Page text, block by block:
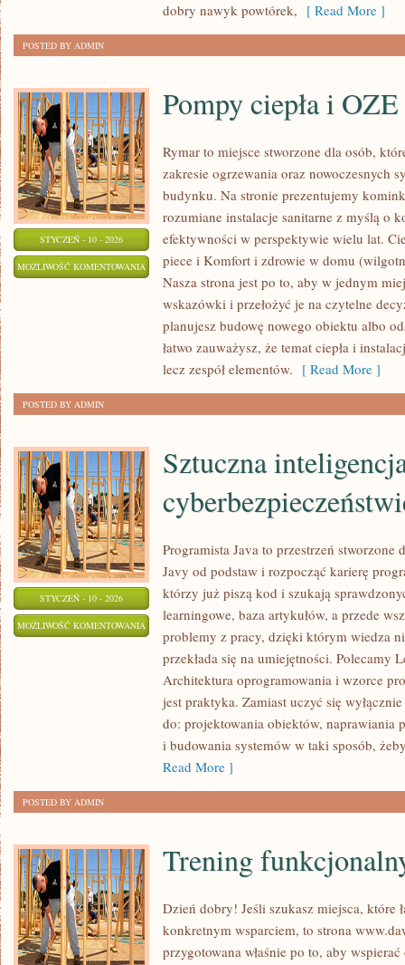
dobry nawyk powtórek, [ Read More ]
POSTED BY ADMIN
STYCZEŃ - 10 - 2026
MOŻLIWOŚĆ KOMENTOWANIA POMPY
CIEPŁA
Pompy ciepła i OZE
Rymar to miejsce stworzone dla osób,
zakresie ogrzewania oraz nowoczesnych
budynku. Na stronie prezentujemy
rozumiane instalacje sanitarne z myślą o
efektywności w perspektywie wielu lat.
piece i Komfort i zdrowie w domu
Nasza strona jest po to, aby w jednym
wskazówki i przełożyć je na czytelne
planujesz budowę nowego obiektu albo
łatwo zauważysz, że temat ciepła i
lecz zespół elementów. [ Read More ]
POSTED BY ADMIN
STYCZEŃ - 10 - 2026
MOŻLIWOŚĆ KOMENTOWANIA
INTELIGENCJA
Sztuczna
Programista Java to przestrzeń stworzone
Javy od podstaw i rozpocząć karierę
którzy już piszą kod i szukają
learningowe, baza artykułów, a przede
problemy z pracy, dzięki którym wiedza
przekłada się na umiejętności. Polecamy
Architektura oprogramowania i wzorce
jest praktyka. Zamiast uczyć się
do: projektowania obiektów, naprawiania
i budowania systemów w taki sposób,
Read More ]
POSTED BY ADMIN
Trening
Dzień dobry! Jeśli szukasz miejsca, które
konkretnym wsparciem, to strona
przygotowana właśnie po to, aby